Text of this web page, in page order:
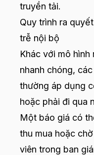
truyền tải.
Quy trình ra
trễ nội bộ
Khác với mô hình
nhanh chóng,
thường áp dụng
hoặc phải đi qua
Một báo giá có
thu mua hoặc
viên trong ban